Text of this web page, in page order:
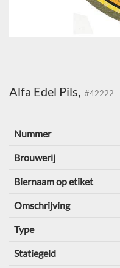
Alfa Edel Pils, #42222
Nummer
Brouwerij
Biernaam op etiket
Omschrijving
Type
Statiegeld